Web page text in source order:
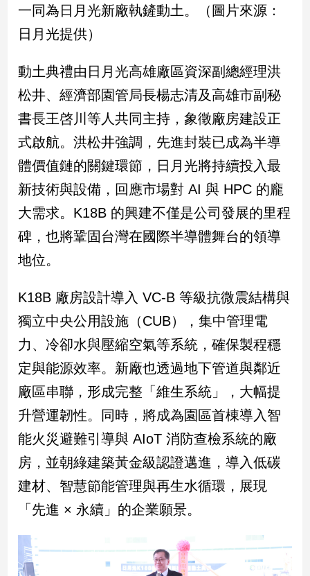
毒
區
南
台
灣
觀
點
南
台
灣
觀
娛
樂
娛
樂
星
聞
流
時
尚
追
星
生
活
一同為日月光新廠執鏟動土。（圖片來源：
日月光提供）
動土典禮由日月光高雄廠區資深副總經理洪
松井、經濟部園管局長楊志清及高雄市副秘
書長王啓川等人共同主持，象徵廠房建設正
式啟航。洪松井強調，先進封裝已成為半導
體價值鏈的關鍵環節，日月光將持續投入最
新技術與設備，回應市場對 AI 與 HPC 的龐
大需求。K18B 的興建不僅是公司發展的里程
碑，也將鞏固台灣在國際半導體舞台的領導
地位。
K18B 廠房設計導入 VC-B 等級抗微震結構與
獨立中央公用設施（CUB），集中管理電
力、冷卻水與壓縮空氣等系統，確保製程穩
定與能源效率。新廠也透過地下管道與鄰近
廠區串聯，形成完整「維生系統」，大幅提
升營運韌性。同時，將成為園區首棟導入智
能火災避難引導與 AIoT 消防查檢系統的廠
房，並朝綠建築黃金級認證邁進，導入低碳
建材、智慧節能管理與再生水循環，展現
「先進 × 永續」的企業願景。